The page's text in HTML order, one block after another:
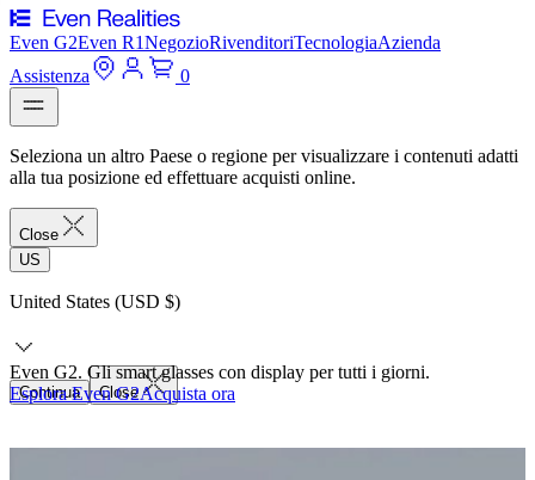
Even G2Even R1NegozioRivenditoriTecnologiaAzienda
Assistenza
0
Seleziona un altro Paese o regione per visualizzare i contenuti adatti
alla tua posizione ed effettuare acquisti online.
Close
US
United States (USD $)
Continua Close
Even G2. Gli smart glasses con display per tutti i giorni.
Esplora Even G2Acquista ora